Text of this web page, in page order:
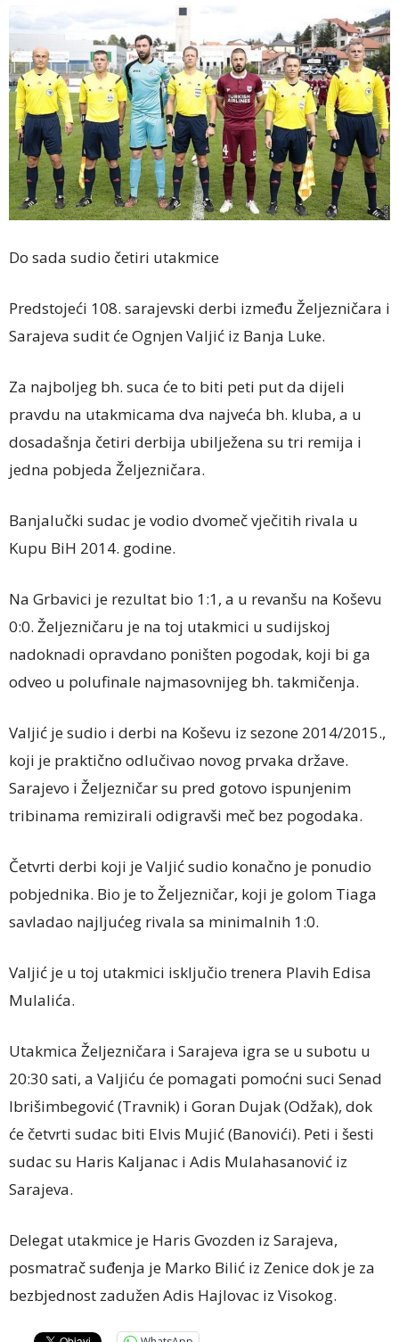
Do sada sudio četiri utakmice
Predstojeći 108. sarajevski derbi između Željezničara i
Sarajeva sudit će Ognjen Valjić iz Banja Luke.
Za najboljeg bh. suca će to biti peti put da dijeli
pravdu na utakmicama dva najveća bh. kluba, a u
dosadašnja četiri derbija ubilježena su tri remija i
jedna pobjeda Željezničara.
Banjalučki sudac je vodio dvomeč vječitih rivala u
Kupu BiH 2014. godine.
Na Grbavici je rezultat bio 1:1, a u revanšu na Koševu
0:0. Željezničaru je na toj utakmici u sudijskoj
nadoknadi opravdano poništen pogodak, koji bi ga
odveo u polufinale najmasovnijeg bh. takmičenja.
Valjić je sudio i derbi na Koševu iz sezone 2014/2015.,
koji je praktično odlučivao novog prvaka države.
Sarajevo i Željezničar su pred gotovo ispunjenim
tribinama remizirali odigravši meč bez pogodaka.
Četvrti derbi koji je Valjić sudio konačno je ponudio
pobjednika. Bio je to Željezničar, koji je golom Tiaga
savladao najljućeg rivala sa minimalnih 1:0.
Valjić je u toj utakmici isključio trenera Plavih Edisa
Mulalića.
Utakmica Željezničara i Sarajeva igra se u subotu u
20:30 sati, a Valjiću će pomagati pomoćni suci Senad
Ibrišimbegović (Travnik) i Goran Dujak (Odžak), dok
će četvrti sudac biti Elvis Mujić (Banovići). Peti i šesti
sudac su Haris Kaljanac i Adis Mulahasanović iz
Sarajeva.
Delegat utakmice je Haris Gvozden iz Sarajeva,
posmatrač suđenja je Marko Bilić iz Zenice dok je za
bezbjednost zadužen Adis Hajlovac iz Visokog.